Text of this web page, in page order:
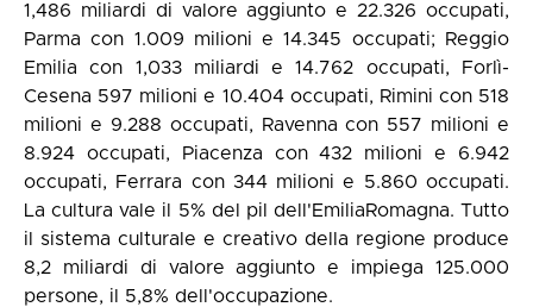
1,486 miliardi di valore aggiunto e 22.326 occupati,
Parma con 1.009 milioni e 14.345 occupati; Reggio
Emilia con 1,033 miliardi e 14.762 occupati, Forlì-
Cesena 597 milioni e 10.404 occupati, Rimini con 518
milioni e 9.288 occupati, Ravenna con 557 milioni e
8.924 occupati, Piacenza con 432 milioni e 6.942
occupati, Ferrara con 344 milioni e 5.860 occupati.
La cultura vale il 5% del pil dell'EmiliaRomagna. Tutto
il sistema culturale e creativo della regione produce
8,2 miliardi di valore aggiunto e impiega 125.000
persone, il 5,8% dell'occupazione.